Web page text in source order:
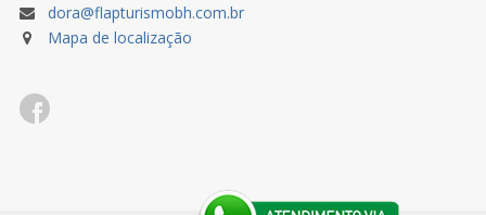
dora@flapturismobh.com.br
Mapa de localização